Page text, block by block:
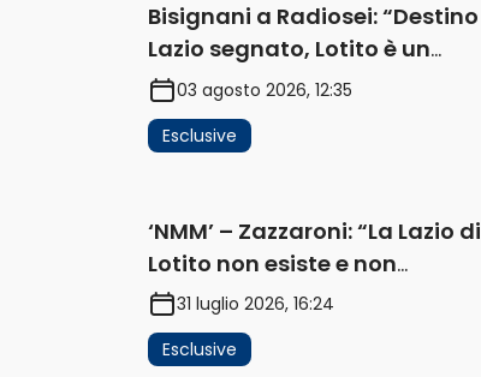
Bisignani a Radiosei: “Destino
Lazio segnato, Lotito è un
problema, la chiave sono
Flaminio e politica. La
protesta e gli interessi dei
03 agosto 2026, 12:35
Esclusive
‘NMM’ – Zazzaroni: “La Lazio di
Lotito non esiste e non
funziona più. E’ ora di lasciare,
ma lui non ascolta.
Pignataro? Ho verificato…”
31 luglio 2026, 16:24
Esclusive